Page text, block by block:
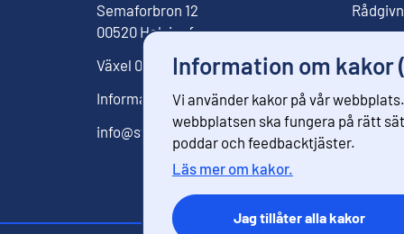
Information om kakor
Vi använder kakor på vår
webbplatsen ska fungera på rätt
poddar och feedbacktjäster.
Läs mer om kakor.
Jag tillåter alla kakor
Semaforbron 12
00520 Helsingfors
Växel 029 551 1000
Informationstjänst029 551 2220
info@stat.fi